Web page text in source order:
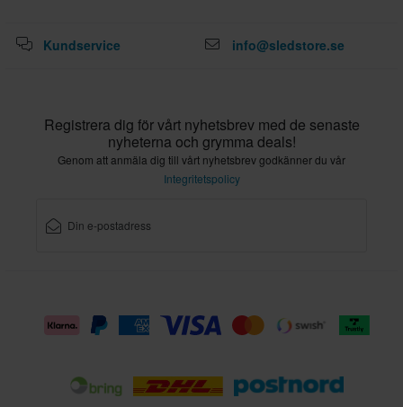
Kundservice info@sledstore.se
Registrera dig för vårt nyhetsbrev med de senaste
nyheterna och grymma deals!
Genom att anmäla dig till vårt nyhetsbrev godkänner du vår
Integritetspolicy